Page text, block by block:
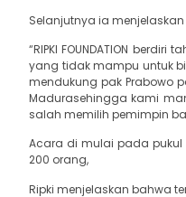
Selanjutnya ia menjelaskan
“RIPKI FOUNDATION
yang tidak mampu untuk
mendukung pak Prabowo
Madurasehingga kami
salah memilih pemimpin
Acara di mulai pada pukul
200 orang,
Ripki menjelaskan bahwa